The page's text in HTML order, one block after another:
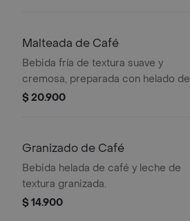
Malteada de Café
Bebida fría de textura suave y
cremosa, preparada con helado de
café y leche.
$ 20.900
Granizado de Café
Bebida helada de café y leche de
textura granizada.
$ 14.900